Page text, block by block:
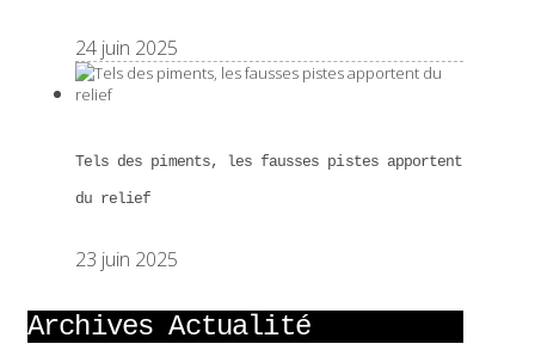
24 juin 2025
Tels des piments, les fausses pistes apportent
du relief
23 juin 2025
Archives Actualité